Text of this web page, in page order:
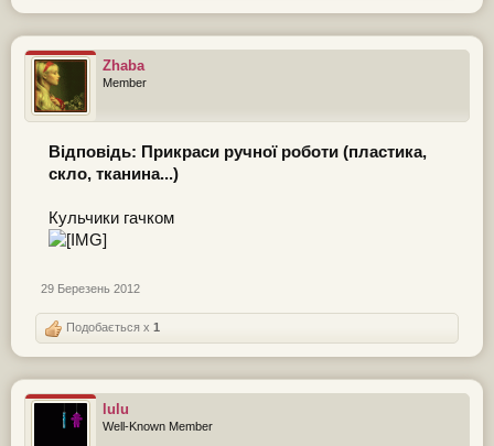
Zhaba
Member
Відповідь: Прикраси ручної роботи (пластика,
скло, тканина...)
Кульчики гачком
29 Березень 2012
Подобається x 1
lulu
Well-Known Member